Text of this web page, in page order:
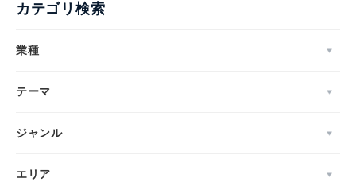
カテゴリ検索
業種
テーマ
ジャンル
エリア